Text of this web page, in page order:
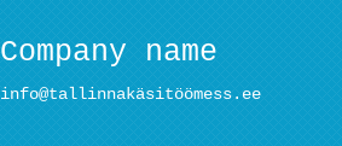
Company name
info@tallinnakäsitöömess.ee